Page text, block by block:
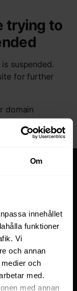
Om
innehållet
funktioner
Vi
och annan
och
med.
med annan
trying to
suspended.
for further
domain
the most